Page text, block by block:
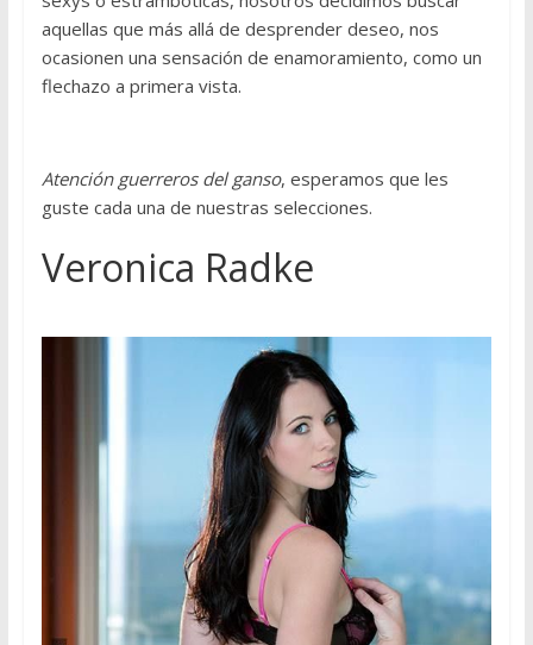
aquellas que más allá de desprender deseo, nos
ocasionen una sensación de enamoramiento, como un
flechazo a primera vista.
Atención guerreros del ganso, esperamos que les
guste cada una de nuestras selecciones.
Veronica Radke